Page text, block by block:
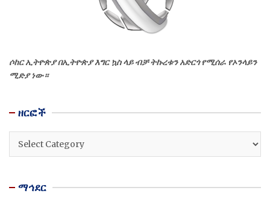
ሶከር ኢትዮጵያ በኢትዮጵያ እግር ኳስ ላይ ብቻ ትኩረቱን አድርጎ የሚሰራ የኦንላይን
ሚድያ ነው።
ዘርፎች
ዘርፎች
ማኅደር